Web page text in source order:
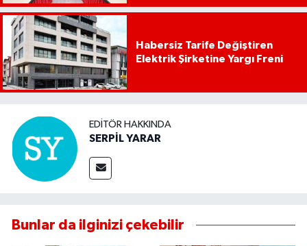
Habersiz Tarife Değiştiren
Elektrik Şirketine Yargı Freni
EDITÖR HAKKINDA
SERPİL YARAR
Bunlar da ilginizi çekebilir